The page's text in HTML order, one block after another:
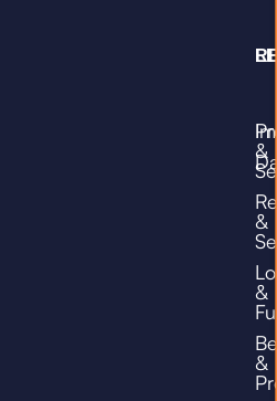
&
&
&
&